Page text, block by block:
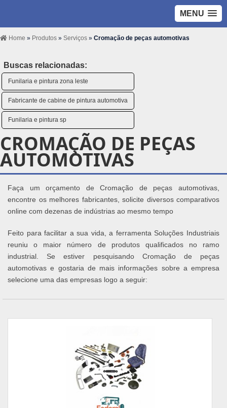
MENU
Home » Produtos » Serviços » Cromação de peças automotivas
Buscas relacionadas:
Funilaria e pintura zona leste
Fabricante de cabine de pintura automotiva
Funilaria e pintura sp
CROMAÇÃO DE PEÇAS
AUTOMOTIVAS
Faça um orçamento de Cromação de peças automotivas,
encontre os melhores fabricantes, solicite diversos comparativos
online com dezenas de indústrias ao mesmo tempo
Feito para facilitar a sua vida, a ferramenta Soluções Industriais
reuniu o maior número de produtos qualificados no ramo
industrial. Se estiver pesquisando Cromação de peças
automotivas e gostaria de mais informações sobre a empresa
selecione uma das empresas logo a seguir: